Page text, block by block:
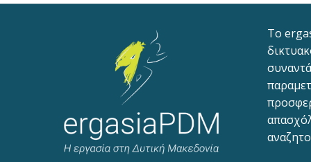
To